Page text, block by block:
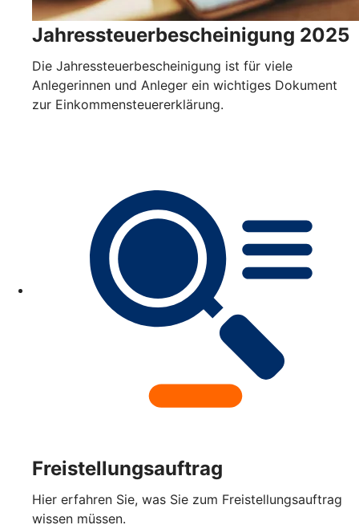
Jahressteuerbescheinigung 2025
Die Jahressteuerbescheinigung ist für viele
Anlegerinnen und Anleger ein wichtiges Dokument
zur Einkommensteuererklärung.
Freistellungsauftrag
Hier erfahren Sie, was Sie zum Freistellungsauftrag
wissen müssen.